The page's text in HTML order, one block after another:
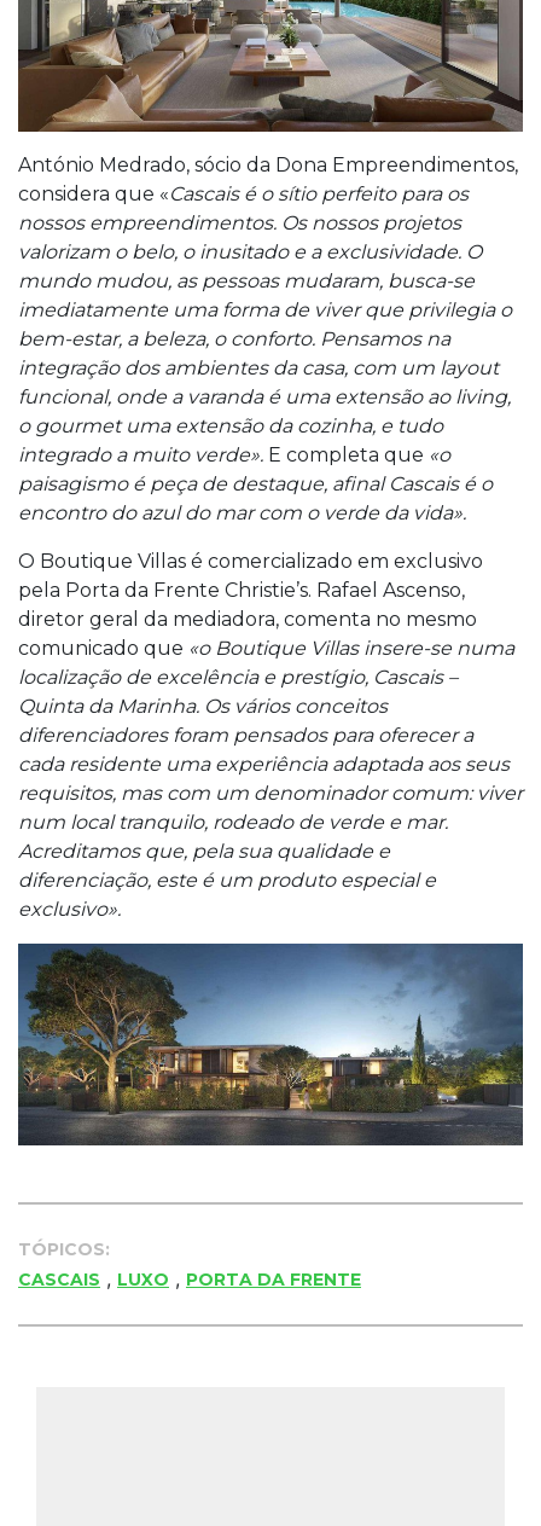
António Medrado, sócio da Dona Empreendimentos,
considera que «Cascais é o sítio perfeito para os
nossos empreendimentos. Os nossos projetos
valorizam o belo, o inusitado e a exclusividade. O
mundo mudou, as pessoas mudaram, busca-se
imediatamente uma forma de viver que privilegia o
bem-estar, a beleza, o conforto. Pensamos na
integração dos ambientes da casa, com um layout
funcional, onde a varanda é uma extensão ao living,
o gourmet uma extensão da cozinha, e tudo
integrado a muito verde». E completa que «o
paisagismo é peça de destaque, afinal Cascais é o
encontro do azul do mar com o verde da vida».
O Boutique Villas é comercializado em exclusivo
pela Porta da Frente Christie’s. Rafael Ascenso,
diretor geral da mediadora, comenta no mesmo
comunicado que «o Boutique Villas insere-se numa
localização de excelência e prestígio, Cascais –
Quinta da Marinha. Os vários conceitos
diferenciadores foram pensados para oferecer a
cada residente uma experiência adaptada aos seus
requisitos, mas com um denominador comum: viver
num local tranquilo, rodeado de verde e mar.
Acreditamos que, pela sua qualidade e
diferenciação, este é um produto especial e
exclusivo».
TÓPICOS:
CASCAIS , LUXO , PORTA DA FRENTE